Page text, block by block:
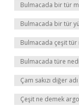
Bulmacada bir tür
Bulmacada bir tür
Bulmacada çeşit tür
Bulmacada türe
Çam sakızı diğer
Çeşit ne demek argo